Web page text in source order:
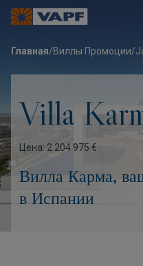
Главная/Виллы Промоции/
Villa
Цена: 2 204 975 €
Вилла Карма,
в Испании